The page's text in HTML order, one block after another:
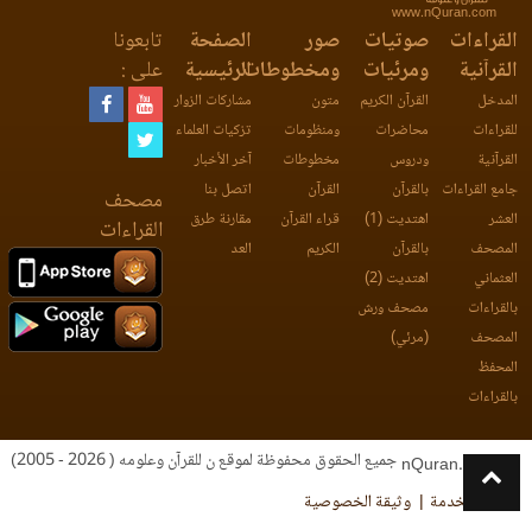
www.nQuran.com
القراءات
القرآنية
المدخل
للقراءات
القرآنية
جامع القراءات
العشر
المصحف
العثماني
بالقراءات
المصحف
المحفظ
بالقراءات
صوتيات
ومرئيات
القرآن الكريم
محاضرات
ودروس
بالقرآن
اهتديت (1)
بالقرآن
اهتديت (2)
مصحف ورش
(مرئي)
صور
ومخطوطات
متون
ومنظومات
مخطوطات
القرآن
قراء القرآن
الكريم
الصفحة
الرئيسية
مشاركات الزوار
تزكيات العلماء
آخر الأخبار
اتصل بنا
مقارنة طرق
العد
تابعونا
على :
مصحف
القراءات
جميع الحقوق محفوظة لموقع ن للقرآن وعلومه ( 2026 - 2005)
اتفاقية الخدمة
وثيقة الخصوصية